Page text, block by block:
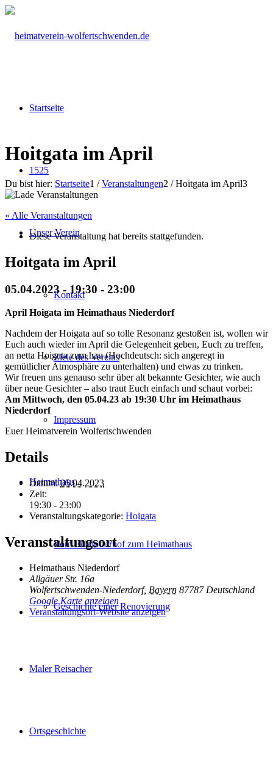
Startseite
1525
Unser Verein
Kontakt
Ziele des Vereins
Impressum
Heimathaus
Vom Filialpfarrhof zum Heimathaus
Geschichte einer Renovierung
Maler Reisacher
Ortsgeschichte
Hoitgata im April
Du bist hier: Startseite1 / Veranstaltungen2 / Hoitgata im April3
« Alle Veranstaltungen
Diese Veranstaltung hat bereits stattgefunden.
Hoitgata im April
05.04.2023 - 19:30 - 23:00
April Hoigata im Heimathaus Niederdorf
Nachdem der Hoigata auf so tolle Resonanz gestoßen ist, wollen wir
Euch auch wieder im April die Gelegenheit geben, Euch zu treffen,
an netta Hoigata zum hau (Hochdeutsch: sich angeregt in
gemütlicher Atmosphäre zu unterhalten) und etwas zu trinken.
Wir freuen uns genauso sehr über alt bekannte Gesichter, wie auch
über neue Gesichter – also traut Euch einfach und schaut vorbei:
Am Mittwoch, den 05.04.23 ab 19:30 Uhr im Heimathaus
Niederdorf
Euer Heimatverein Wolfertschwenden
Details
Datum: 05.04.2023
Zeit:
19:30 - 23:00
Veranstaltungskategorie: Hoigata
Veranstaltungsort
Heimathaus Niederdorf
Allgäuer Str. 16a
Wolfertschwenden-Niederdorf, Bayern 87787 Deutschland
Google Karte anzeigen
Veranstaltungsort-Website anzeigen